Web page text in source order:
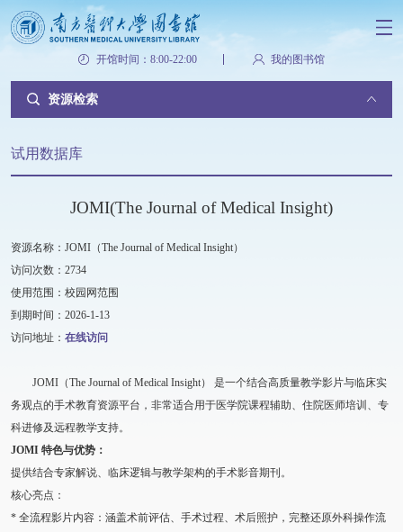
开馆时间：8:00-22:00 我的图书馆
资源检索
试用数据库
JOMI(The Journal of Medical Insight)
资源名称：JOMI（The Journal of Medical Insight）
访问次数：2734
使用范围：校园网范围
到期时间：2026-1-13
访问地址： 在线访问
JOMI（The Journal of Medical Insight） 是一个结合高质量教学影片与临床实
务观点的手术教育资源平台，非常适合用于医学院课程辅助、住院医师培训、专
科进修及远程教学支持。
JOMI 特色与优势：
提供结合专家解说、临床逻辑与教学架构的手术影音期刊。
核心亮点：
* 全流程影片内容：涵盖术前评估、手术过程、术后照护，完整还原外科操作流